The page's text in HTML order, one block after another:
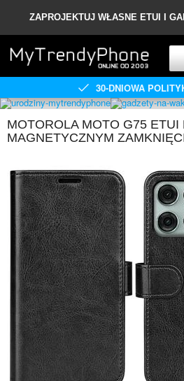
ZAPROJEKTUJ WŁASNE ETUI I
30-DNIOWA
MOTOROLA MOTO G75
MAGNETYCZNYM